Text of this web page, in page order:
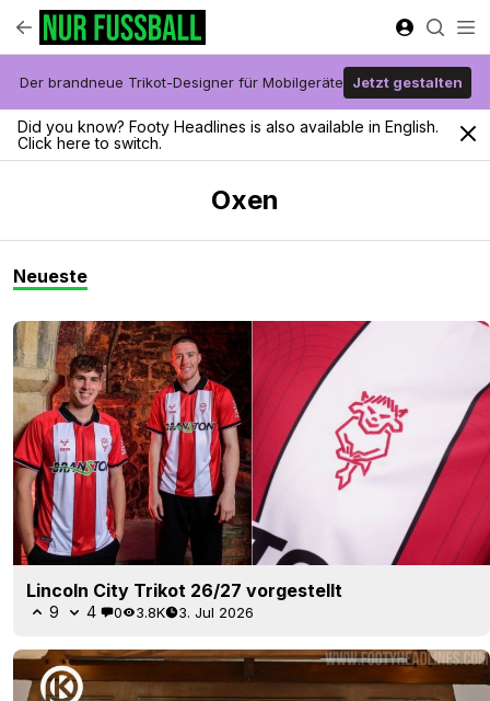
Der brandneue Trikot-Designer für Mobilgeräte Jetzt gestalten
Did you know? Footy Headlines is also available in English.
Click here to switch.
Oxen
Neueste
Lincoln City Trikot 26/27 vorgestellt
9 4 0 3.8K 3. Jul 2026